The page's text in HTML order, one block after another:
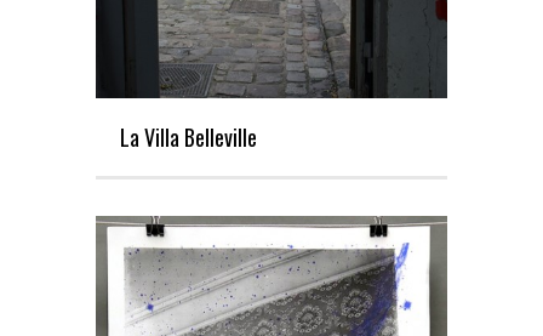
La Villa Belleville